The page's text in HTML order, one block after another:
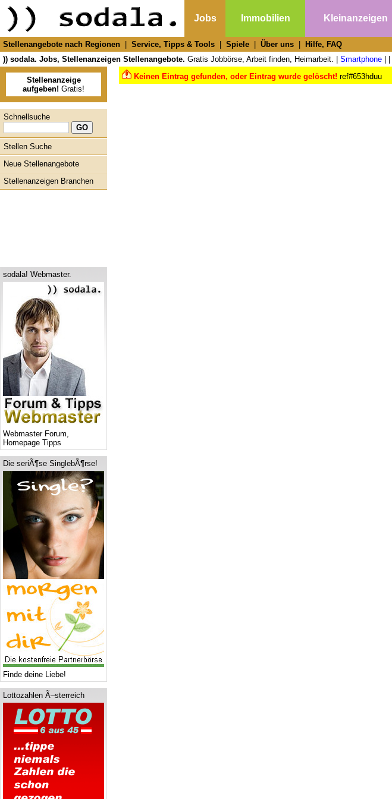
Jobs Immobilien Kleinanzeigen
Stellenangebote nach Regionen Service, Tipps & Tools Spiele Über uns
Hilfe, FAQ
)) sodala. Jobs, Stellenanzeigen Stellenangebote. Gratis Jobbörse, Arbeit finden, Heimarbeit. | Smartphone
Stellenanzeige
aufgeben! Gratis!
Schnellsuche
Stellen Suche
Neue Stellenangebote
Stellenanzeigen Branchen
sodala! Webmaster.
Webmaster Forum,
Homepage Tipps
Die seriÃ¶se SinglebÃ¶rse!
Finde deine Liebe!
Lottozahlen Ã–sterreich
Keinen Eintrag gefunden, oder Eintrag wurde gelöscht! ref#653hduu